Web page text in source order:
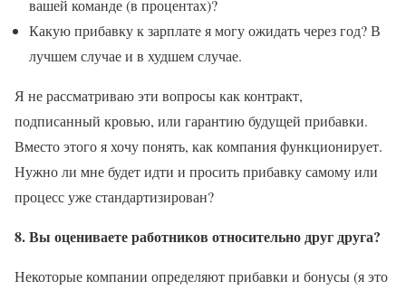
вашей команде (в процентах)?
Какую прибавку к зарплате я могу ожидать через год? В
лучшем случае и в худшем случае.
Я не рассматриваю эти вопросы как контракт,
подписанный кровью, или гарантию будущей прибавки.
Вместо этого я хочу понять, как компания функционирует.
Нужно ли мне будет идти и просить прибавку самому или
процесс уже стандартизирован?
8. Вы оцениваете работников относительно друг друга?
Некоторые компании определяют прибавки и бонусы (я это